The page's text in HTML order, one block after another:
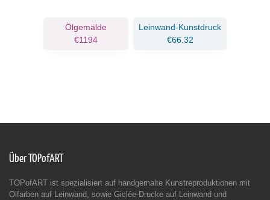
Ölgemälde
€1194
Leinwand-Kunstdruck
€66.32
Über TOPofART
TOPofART ist spezialisiert auf handgemalte Kunstreproduktionen mit
Ölfarben auf Leinwand, sowie Giclée-Drucke auf Leinwand und